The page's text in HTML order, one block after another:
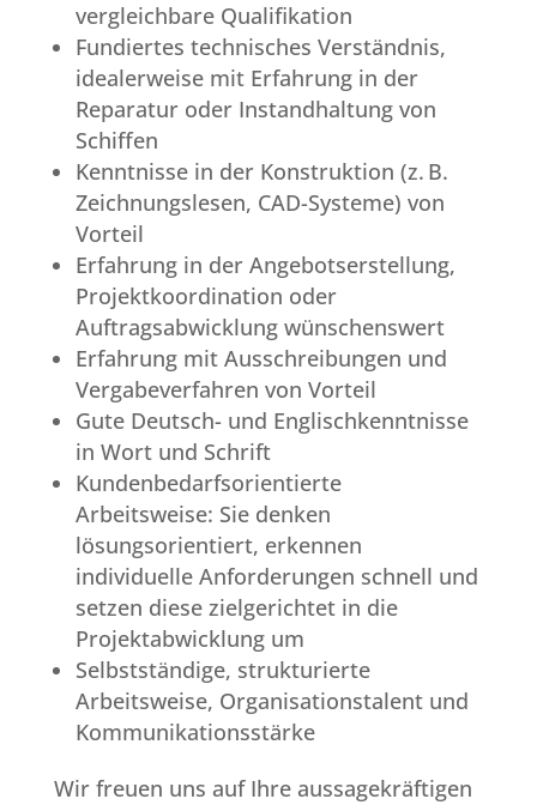
vergleichbare Qualifikation
Fundiertes technisches Verständnis,
idealerweise mit Erfahrung in der
Reparatur oder Instandhaltung von
Schiffen
Kenntnisse in der Konstruktion (z. B.
Zeichnungslesen, CAD-Systeme) von
Vorteil
Erfahrung in der Angebotserstellung,
Projektkoordination oder
Auftragsabwicklung wünschenswert
Erfahrung mit Ausschreibungen und
Vergabeverfahren von Vorteil
Gute Deutsch- und Englischkenntnisse
in Wort und Schrift
Kundenbedarfsorientierte
Arbeitsweise: Sie denken
lösungsorientiert, erkennen
individuelle Anforderungen schnell und
setzen diese zielgerichtet in die
Projektabwicklung um
Selbstständige, strukturierte
Arbeitsweise, Organisationstalent und
Kommunikationsstärke
Wir freuen uns auf Ihre aussagekräftigen